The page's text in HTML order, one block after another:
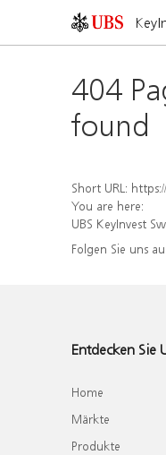
404
found
Short URL: https://
You are here:
UBS KeyInvest
Folgen Sie uns
Entdecken Sie
Home
Märkte
Produkte